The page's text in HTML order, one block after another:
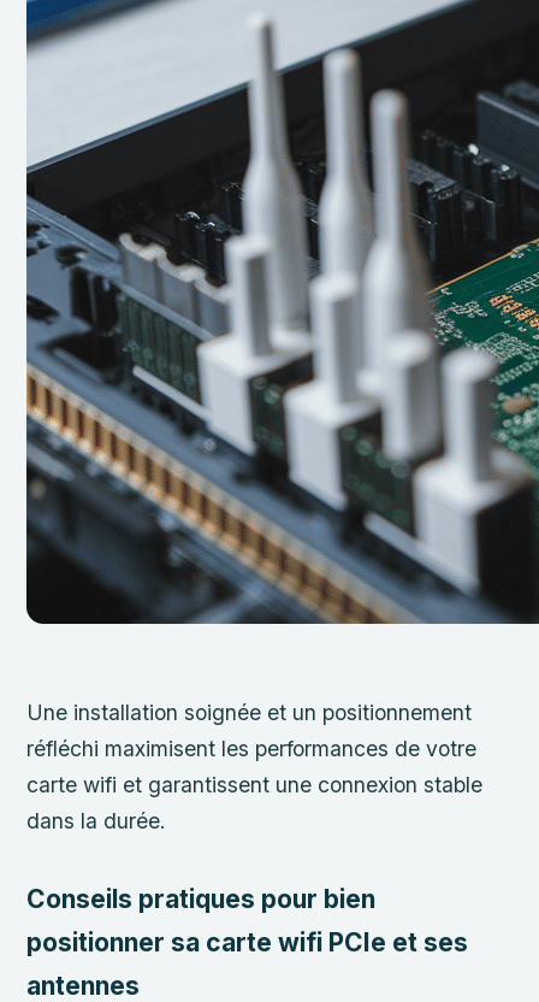
Une installation soignée et un positionnement
réfléchi maximisent les performances de votre
carte wifi et garantissent une connexion stable
dans la durée.
Conseils pratiques pour bien
positionner sa carte wifi PCIe et ses
antennes